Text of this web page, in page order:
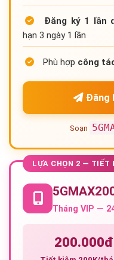
Đăng ký 1 lần
hạn 3 ngày 1 lần
Phù hợp công
Đăng
Soạn
LỰA CHỌN 2 — TIẾT
Tháng VIP —
200.000đ